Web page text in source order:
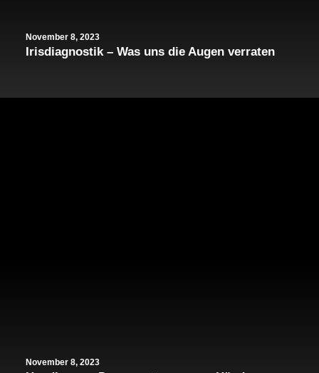
November 8, 2023
Irisdiagnostik – Was uns die Augen verraten
November 8, 2023